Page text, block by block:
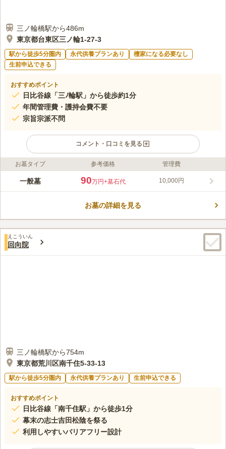
三ノ輪橋駅から486m
東京都台東区三ノ輪1-27-3
駅から徒歩5分圏内 永代供養プランあり
檀家になる必要なし
生前申込できる
おすすめポイント
日比谷線「三ﾉ輪駅」から徒歩約1分
年間管理費・護持会費不要
宗旨宗派不問
コメント・口コミを見る
ライフドット編集部のコメント
梅林寺の境内には梅の木が植えられており、地元の方々の憩いの
り、どちらも宗旨宗派は問わないため、誰でも安心して購入する
口コミ評価
みんなの評価
40代女性
最寄駅には、お墓参りのお盆や彼岸などの時期になると、数店が
お墓タイプ 参考価格 管理費
一般墓 90万円+墓石代 10,000円
お墓の詳細を見る
えこういん
回向院
三ノ輪橋駅から754m
東京都荒川区南千住5-33-13
駅から徒歩5分圏内 永代供養プランあり 生前申込できる
おすすめポイント
日比谷線「南千住駅」から徒歩1分
幕末の志士吉田松陰を祭る
利用しやすいバリアフリー設計